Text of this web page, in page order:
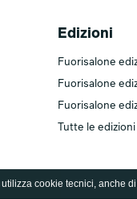
cookie tecnici, anche
Edizioni
Fuorisalone
Fuorisalone
Fuorisalone
Tutte le edizioni